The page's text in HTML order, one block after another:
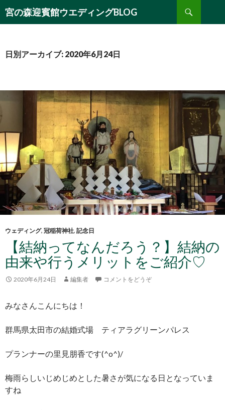
宮の森迎賓館ウエディングBLOG
検
索
ン
動
日別アーカイブ: 2020年6月24日
ウェディング, 冠稲荷神社, 記念日
【結納ってなんだろう？】結納の
由来や行うメリットをご紹介♡
2020年6月24日 編集者 コメントをどうぞ
みなさんこんにちは！
群馬県太田市の結婚式場 ティアラグリーンパレス
プランナーの里見朋香です(^o^)/
梅雨らしいじめじめとした暑さが気になる日となっていま
すね